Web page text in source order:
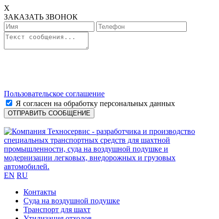
X
ЗАКАЗАТЬ ЗВОНОК
Пользовательское соглашение
Я согласен на обработку персональных данных
EN RU
Контакты
Cуда на воздушной подушке
Транспорт для шахт